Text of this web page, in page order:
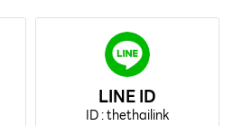
LINE ID
ID : thethailink